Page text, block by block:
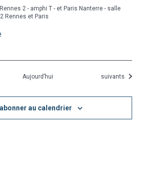
2 - amphi T - et Paris Nanterre - salle
Rennes et Paris
Aujourd’hui Évènements
suivants
au calendrier